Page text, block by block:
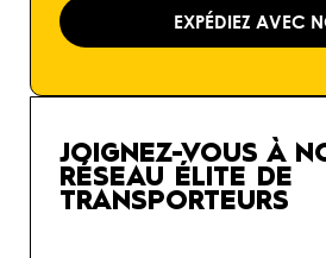
EXPÉDIEZ AVEC
JOIGNEZ-VOUS À
RÉSEAU ÉLITE DE
TRANSPORTEURS